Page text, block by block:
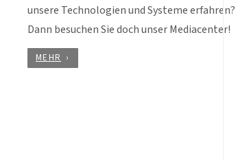
unsere Technologien und Systeme erfahren?
Dann besuchen Sie doch unser Mediacenter!
MEHR